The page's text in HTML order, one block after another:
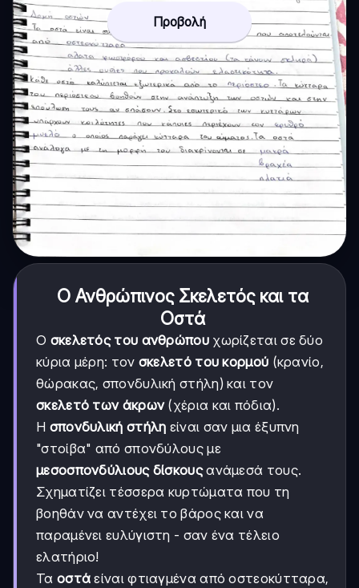
Προβολή
Ο Ανθρώπινος Σκελετός και τα
Οστά
Ο σκελετός του ανθρώπουχωρίζεται σε δύο
κύρια μέρη: τον σκελετό του κορμού (κρανίο,
θώρακας, σπονδυλική στήλη) και τον
σκελετό των άκρων(χέρια και πόδια).
Η σπονδυλική στήλη είναι σαν μια έξυπνη
"στοίβα" από σπονδύλους με
μεσοσπονδύλιους δίσκουςανάμεσά τους.
Σχηματίζει τέσσερα κυρτώματα που τη
βοηθάν να αντέχει το βάρος και να
παραμένει ευλύγιστη - σαν ένα τέλειο
ελατήριο!
Τα οστά είναι φτιαγμένα από οστεοκύτταρα,